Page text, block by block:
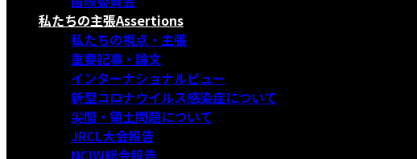
私たちの主張Assertions
私たちの視点・主張
重要記事・論文
インターナショナルビュー
新型コロナウイルス感染症について
尖閣・領土問題について
JRCL大会報告
NCIW総会報告